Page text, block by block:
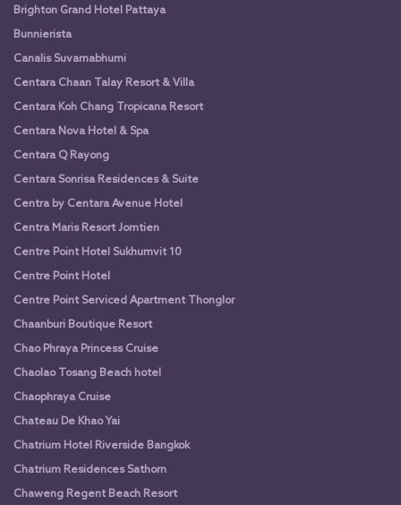
Brighton Grand Hotel Pattaya
Bunnierista
Canalis Suvarnabhumi
Centara Chaan Talay Resort & Villa
Centara Koh Chang Tropicana Resort
Centara Nova Hotel & Spa
Centara Q Rayong
Centara Sonrisa Residences & Suite
Centra by Centara Avenue Hotel
Centra Maris Resort Jomtien
Centre Point Hotel Sukhumvit 10
Centre Point Hotel
Centre Point Serviced Apartment Thonglor
Chaanburi Boutique Resort
Chao Phraya Princess Cruise
Chaolao Tosang Beach hotel
Chaophraya Cruise
Chateau De Khao Yai
Chatrium Hotel Riverside Bangkok
Chatrium Residences Sathorn
Chaweng Regent Beach Resort